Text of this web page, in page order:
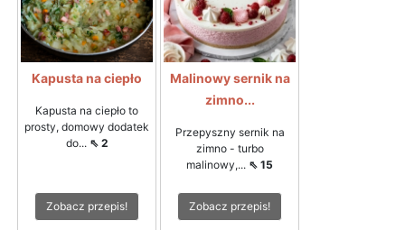
Kapusta na ciepło
Kapusta na ciepło to
prosty, domowy dodatek
do... ⇖ 2
Zobacz przepis!
Malinowy sernik na
zimno...
Przepyszny sernik na
zimno - turbo
malinowy,... ⇖ 15
Zobacz przepis!